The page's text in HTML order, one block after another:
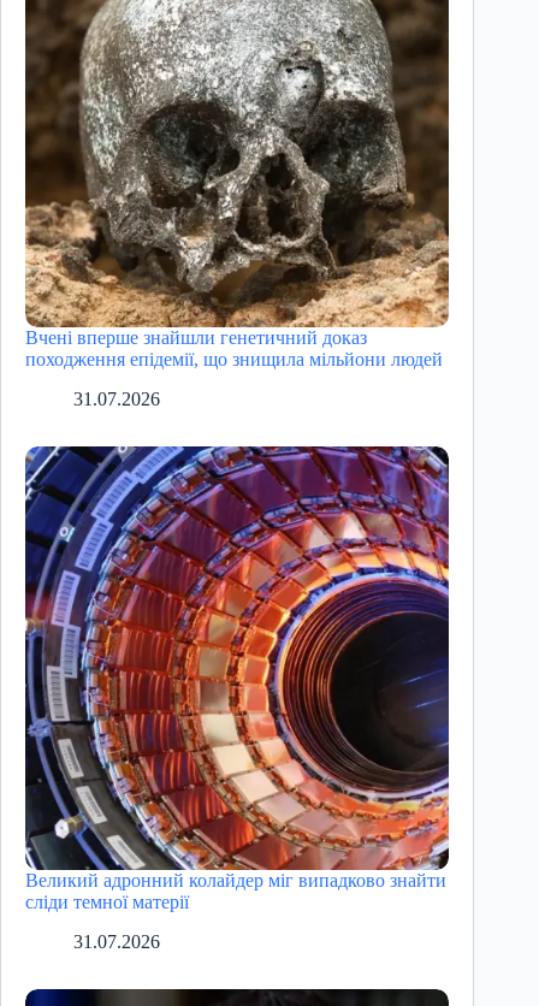
Вчені вперше знайшли генетичний доказ
походження епідемії, що знищила мільйони людей
31.07.2026
Великий адронний колайдер міг випадково знайти
сліди темної матерії
31.07.2026